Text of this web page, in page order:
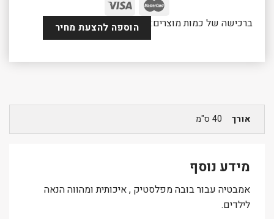
ברכישה של כמות מוצרים: הוספה להצעת מחיר
אורך 40 ס"מ
מידע נוסף
אמבטיה עבור בובה מפלסטיק , איכותית ומהווה הנאה
לילדים.